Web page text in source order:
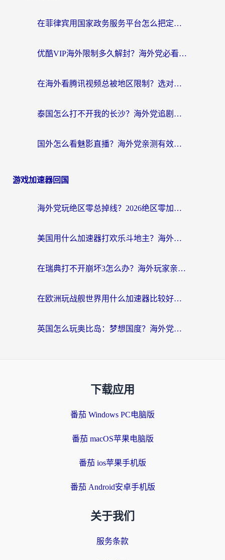
在菲律宾用国家政务服务平台怎么把定位修改到中国国内？3步解决+海外看剧听歌全攻略
优酷VIP海外限制多久解封？海外党必看的跨区难题一站式解决指南
在海外看腾讯视频总被地区限制？选对回国加速器，还能解决泰国政务网和蜻蜓FM卡顿问题
泰国怎么打不开我的长沙？海外党追剧看片的破局指南
国外怎么看魅影直播？海外党亲测有效的回国加速指南（附听歌、看央视VIP技巧）
游戏加速器回国
海外党玩绝区零总掉线？2026绝区零加速器推荐+跨平台国服游戏加速攻略
美国用什么加速器打欢乐斗地主？海外党亲测有效的国服游戏加速指南
在瑞典打不开崩坏3怎么办？海外玩家亲测有效的国服游戏加速指南
在欧洲玩战舰世界用什么加速器比较好用？老玩家亲测有效的低延迟方案
英国怎么玩奥比岛：梦想国度？海外党不卡攻略+加速器选择秘籍
下载应用
番茄 Windows PC电脑版
番茄 macOS苹果电脑版
番茄 ios苹果手机版
番茄 Android安卓手机版
关于我们
服务条款